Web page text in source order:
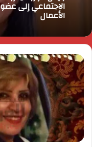
التنمية وحماية